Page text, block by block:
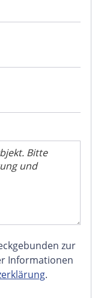
zur
Informationen
.